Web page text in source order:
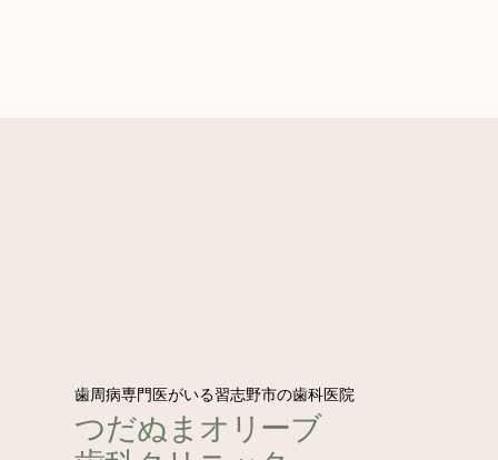
歯周病専門医がいる習志野市の歯科医院
つだぬまオリーブ